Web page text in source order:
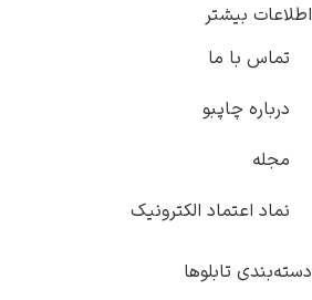
اطلاعات بیشتر
تماس با ما
درباره چاپبو
مجله
نماد اعتماد الکترونیک
دسته‌بندی تابلوها